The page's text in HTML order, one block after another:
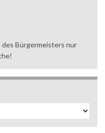
Bürgermeisters nur